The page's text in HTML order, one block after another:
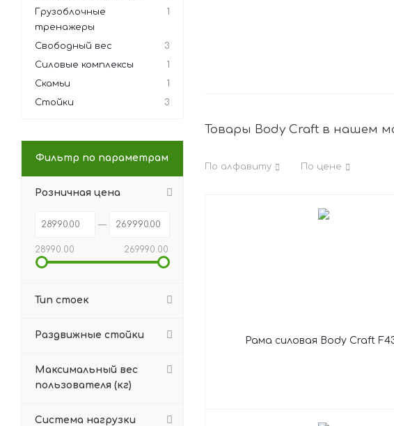
Товары Body Craft в нашем
По алфавиту По цене
Рама силовая Body Craft
Грузоблочные
тренажеры
1
Свободный вес
3
Силовые комплексы
1
Скамьи
1
Стойки
3
Фильтр по параметрам
Розничная цена
28990.00 269990.00
Тип стоек
Раздвижные стойки
Максимальный вес
пользователя (кг)
Система нагрузки